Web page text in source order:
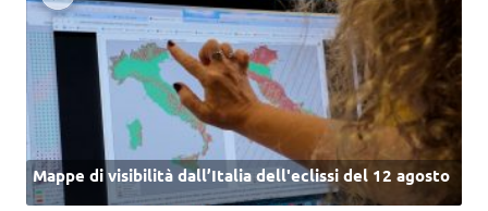
Mappe di visibilità dall’Italia dell'eclissi del 12 agosto